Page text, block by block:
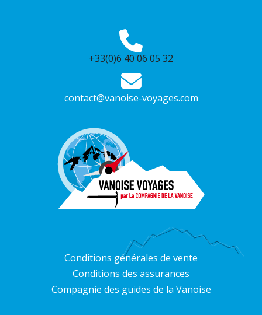
+33(0)6 40 06 05 32
contact@vanoise-voyages.com
Conditions générales de vente
Conditions des assurances
Compagnie des guides de la Vanoise